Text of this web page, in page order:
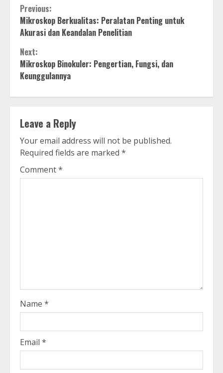
Continue
Reading
Previous:
Mikroskop Berkualitas: Peralatan Penting untuk
Akurasi dan Keandalan Penelitian
Next:
Mikroskop Binokuler: Pengertian, Fungsi, dan
Keunggulannya
Leave a Reply
Your email address will not be published.
Required fields are marked *
Comment*
Name *
Email *